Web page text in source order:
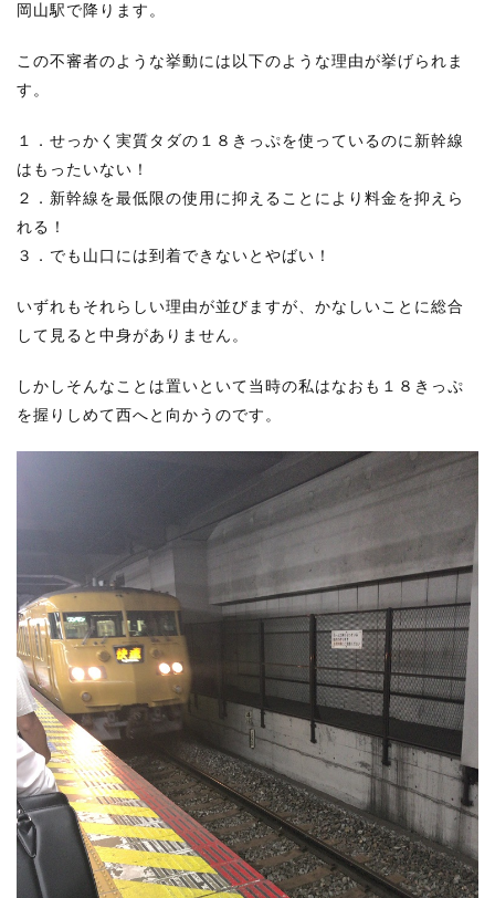
岡山駅で降ります。
この不審者のような挙動には以下のような理由が挙げられま
す。
１．せっかく実質タダの１８きっぷを使っているのに新幹線
はもったいない！
２．新幹線を最低限の使用に抑えることにより料金を抑えら
れる！
３．でも山口には到着できないとやばい！
いずれもそれらしい理由が並びますが、かなしいことに総合
して見ると中身がありません。
しかしそんなことは置いといて当時の私はなおも１８きっぷ
を握りしめて西へと向かうのです。